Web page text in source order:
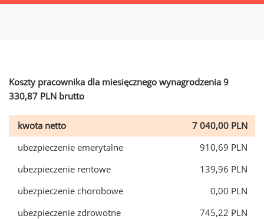
Koszty pracownika dla miesięcznego wynagrodzenia 9
330,87 PLN brutto
kwota netto
7 040,00 PLN
ubezpieczenie emerytalne
910,69 PLN
ubezpieczenie rentowe
139,96 PLN
ubezpieczenie chorobowe
0,00 PLN
ubezpieczenie zdrowotne
745,22 PLN